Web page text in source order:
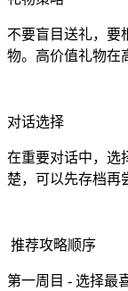
不要盲目送礼，要
物。高价值礼物在
对话选择
在重要对话中，选
楚，可以先存档再
推荐攻略顺序
第一周目 - 选择最